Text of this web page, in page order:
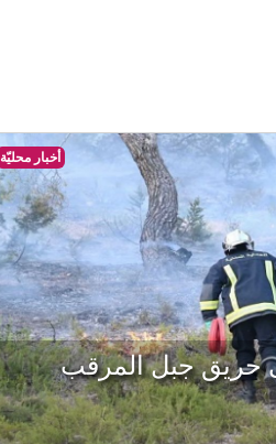
أخبار محليّة
حريق جبل المرقب